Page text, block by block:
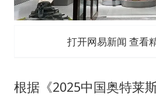
打开网易新闻 查看
根据《2025中国奥特莱